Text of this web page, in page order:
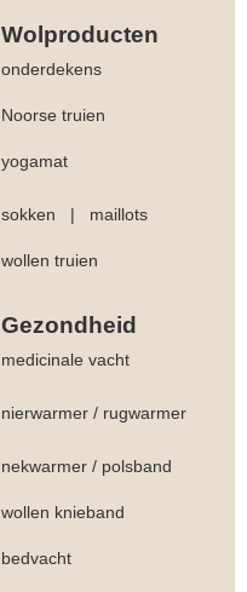
Wolproducten
onderdekens
Noorse truien
yogamat
sokken | maillots
wollen truien
Gezondheid
medicinale vacht
nierwarmer / rugwarmer
nekwarmer / polsband
wollen knieband
bedvacht